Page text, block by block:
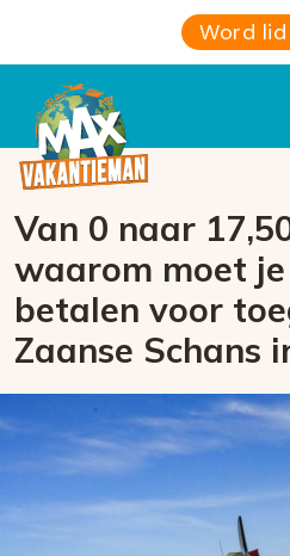
Word lid
Van 0 naar
waarom moet
betalen voor
Zaanse Schans